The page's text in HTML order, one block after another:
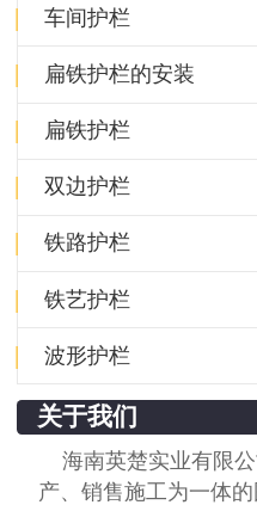
| 车间护栏
| 扁铁护栏的安装
| 扁铁护栏
| 双边护栏
铁路护栏
| 铁艺护栏
| 波形护栏
关于我们
海南英楚实业有限公
产、销售施工为一体